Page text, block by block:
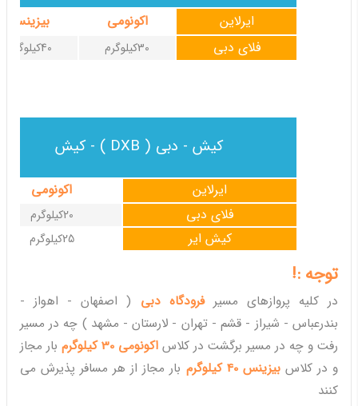
بیزینس اکونومی ایرلاین
40کیلوگرم 30کیلوگرم فلای دبی
کیش - دبی ( DXB ) - کیش
اکونومی ایرلاین
20کیلوگرم فلای دبی
25کیلوگرم کیش ایر
توجه :!
در کلیه پروازهای مسیرفرودگاه دبی ( اصفهان - اهواز -
بندرعباس - شیراز - قشم - تهران - لارستان - مشهد ) چه در مسیر
رفت و چه در مسیر برگشت در کلاس اکونومی 30 کیلوگرم
بار مجاز
و در کلاسبیزینس 40 کیلوگرم
بار مجاز از هر مسافر پذیرش می
کنند